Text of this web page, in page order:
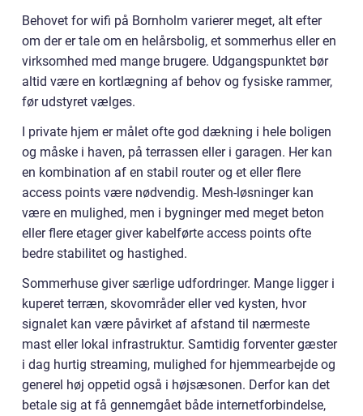
Behovet for wifi på Bornholm varierer meget, alt efter
om der er tale om en helårsbolig, et sommerhus eller en
virksomhed med mange brugere. Udgangspunktet bør
altid være en kortlægning af behov og fysiske rammer,
før udstyret vælges.
I private hjem er målet ofte god dækning i hele boligen
og måske i haven, på terrassen eller i garagen. Her kan
en kombination af en stabil router og et eller flere
access points være nødvendig. Mesh-løsninger kan
være en mulighed, men i bygninger med meget beton
eller flere etager giver kabelførte access points ofte
bedre stabilitet og hastighed.
Sommerhuse giver særlige udfordringer. Mange ligger i
kuperet terræn, skovområder eller ved kysten, hvor
signalet kan være påvirket af afstand til nærmeste
mast eller lokal infrastruktur. Samtidig forventer gæster
i dag hurtig streaming, mulighed for hjemmearbejde og
generel høj oppetid også i højsæsonen. Derfor kan det
betale sig at få gennemgået både internetforbindelse,